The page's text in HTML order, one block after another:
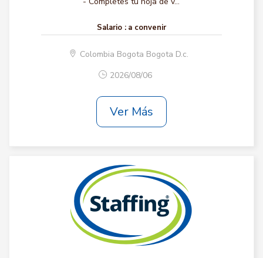
Salario : a convenir
Colombia Bogota Bogota D.c.
2026/08/06
Ver Más